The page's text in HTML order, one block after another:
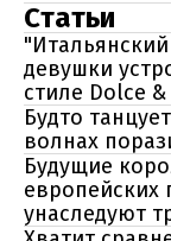
Статьи
девушки
стиле Dolce
Будто
волнах
Будущие
европейских
унаследуют